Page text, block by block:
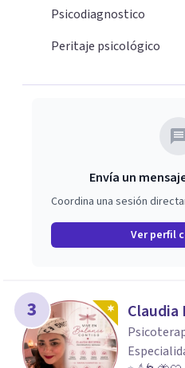
Psicodiagnostico
Peritaje psicológico
Envía un
Coordina una sesión
Ver perfil
3 Claudia